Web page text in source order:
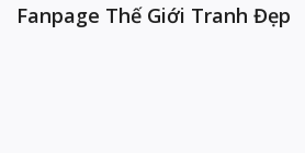
Fanpage Thế Giới Tranh Đẹp